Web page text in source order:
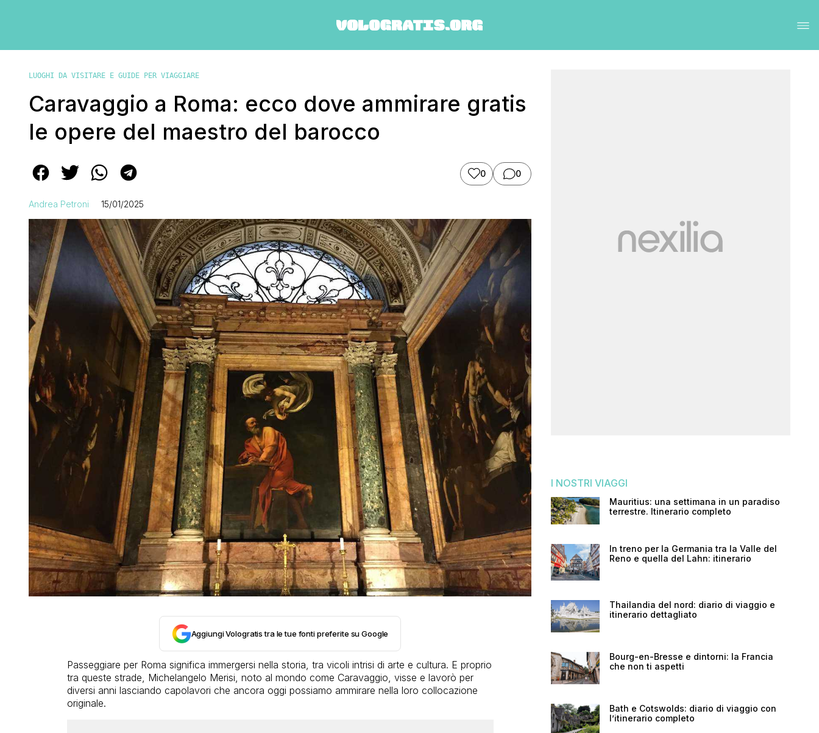
LUOGHI DA VISITARE E GUIDE PER VIAGGIARE
Caravaggio a Roma: ecco dove ammirare gratis
le opere del maestro del barocco
0 0
Andrea Petroni 15/01/2025
Aggiungi Vologratis tra le tue fonti preferite su Google
Passeggiare per Roma significa immergersi nella storia, tra vicoli intrisi di arte e cultura. E proprio
tra queste strade, Michelangelo Merisi, noto al mondo come Caravaggio, visse e lavorò per
diversi anni lasciando capolavori che ancora oggi possiamo ammirare nella loro collocazione
originale.
I NOSTRI VIAGGI
Mauritius: una settimana in un paradiso
terrestre. Itinerario completo
In treno per la Germania tra la Valle del
Reno e quella del Lahn: itinerario
Thailandia del nord: diario di viaggio e
itinerario dettagliato
Bourg-en-Bresse e dintorni: la Francia
che non ti aspetti
Bath e Cotswolds: diario di viaggio con
l’itinerario completo